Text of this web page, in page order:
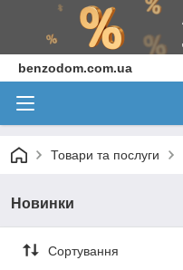
benzodom.com.ua
Товари та послуги
Новинки
Сортування